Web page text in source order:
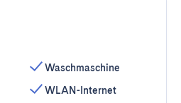
Waschmaschine
WLAN-Internet